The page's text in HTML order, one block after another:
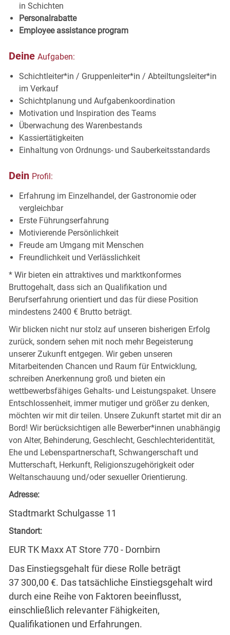
in Schichten
Personalrabatte
Employee assistance program
Deine Aufgaben:
Schichtleiter*in / Gruppenleiter*in / Abteiltungsleiter*in
im Verkauf
Schichtplanung und Aufgabenkoordination
Motivation und Inspiration des Teams
Überwachung des Warenbestands
Kassiertätigkeiten
Einhaltung von Ordnungs- und Sauberkeitsstandards
Dein Profil:
Erfahrung im Einzelhandel, der Gastronomie oder
vergleichbar
Erste Führungserfahrung
Motivierende Persönlichkeit
Freude am Umgang mit Menschen
Freundlichkeit und Verlässlichkeit
* Wir bieten ein attraktives und marktkonformes
Bruttogehalt, dass sich an Qualifikation und
Berufserfahrung orientiert und das für diese Position
mindestens 2400 € Brutto beträgt.
Wir blicken nicht nur stolz auf unseren bisherigen Erfolg
zurück, sondern sehen mit noch mehr Begeisterung
unserer Zukunft entgegen. Wir geben unseren
Mitarbeitenden Chancen und Raum für Entwicklung,
schreiben Anerkennung groß und bieten ein
wettbewerbsfähiges Gehalts- und Leistungspaket. Unsere
Entschlossenheit, immer mutiger und größer zu denken,
möchten wir mit dir teilen. Unsere Zukunft startet mit dir an
Bord! Wir berücksichtigen alle Bewerber*innen unabhängig
von Alter, Behinderung, Geschlecht, Geschlechteridentität,
Ehe und Lebenspartnerschaft, Schwangerschaft und
Mutterschaft, Herkunft, Religionszugehörigkeit oder
Weltanschauung und/oder sexueller Orientierung.
Adresse:
Stadtmarkt Schulgasse 11
Standort:
EUR TK Maxx AT Store 770 - Dornbirn
Das Einstiegsgehalt für diese Rolle beträgt
37 300,00 €. Das tatsächliche Einstiegsgehalt wird
durch eine Reihe von Faktoren beeinflusst,
einschließlich relevanter Fähigkeiten,
Qualifikationen und Erfahrungen.